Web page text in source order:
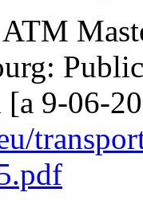
9-06-